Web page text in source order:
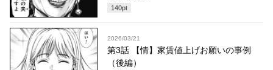
140pt
2026/03/21
第3話 【情】家賃値上げお願いの事例
（後編）